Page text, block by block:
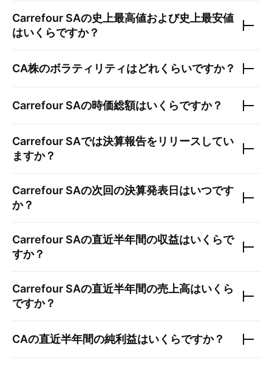
Carrefour SAの史上最高値および史上最安値
はいくらですか？
CA株のボラティリティはどれくらいですか？
Carrefour SAの時価総額はいくらですか？
Carrefour SAでは決算報告をリリースしてい
ますか？
Carrefour SAの次回の決算発表日はいつです
か？
Carrefour SAの直近半年間の収益はいくらで
すか？
Carrefour SAの直近半年間の売上高はいくら
ですか？
CAの直近半年間の純利益はいくらですか？